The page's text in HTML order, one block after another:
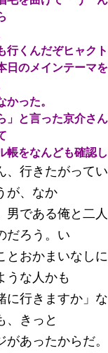
行くんだぞヒャクト
日のメインテーマ
った。
」と言った京介さ
をなんども確認し
、行きたがって
が、なか
男である俺と二
だろう。い
とおかまいなし
うな人かも
に行きますか」
、きっと
あったからだ。